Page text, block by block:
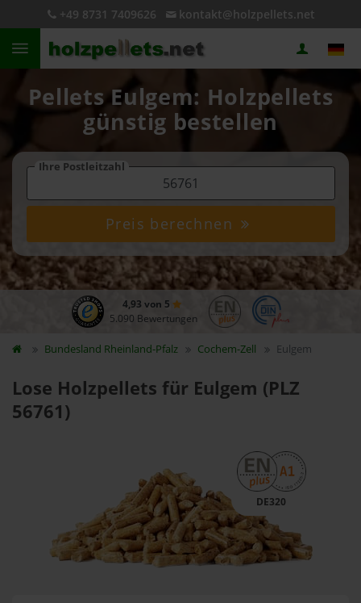
+49 8731 7409626 kontakt@holzpellets.net
Pellets Eulgem: Holzpellets
günstig bestellen
Ihre Postleitzahl
Preis berechnen
4,93 von 5
5.090 Bewertungen
Bundesland Rheinland-Pfalz Cochem-Zell Eulgem
Lose Holzpellets für Eulgem (PLZ
56761)
DE320